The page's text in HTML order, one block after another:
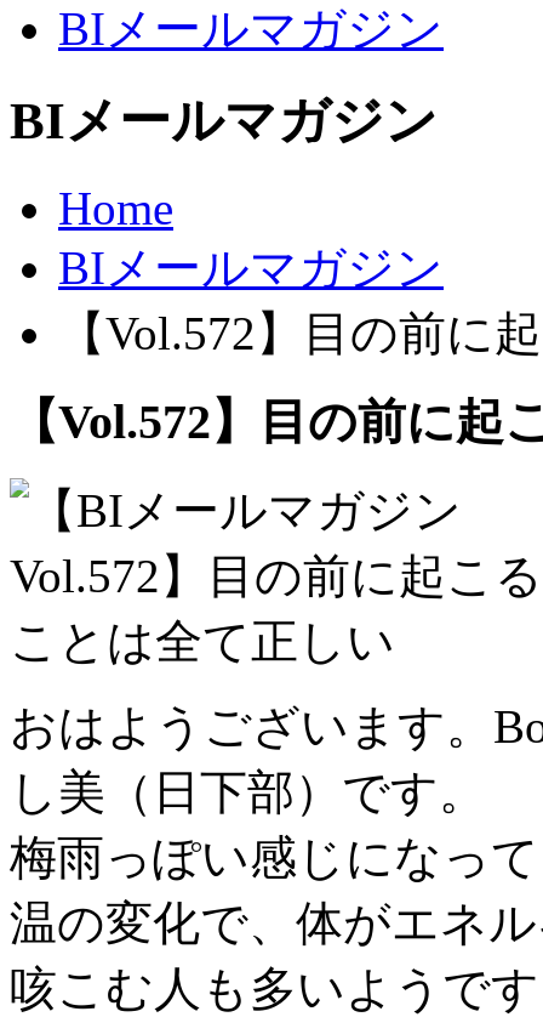
BIメールマガジン
BIメールマガジン
Home
BIメールマガジン
【Vol.572】目の前に
【Vol.572】目の前に
おはようございます。
し美（日下部）です。
梅雨っぽい感じになっ
温の変化で、体がエネ
咳こむ人も多いようで